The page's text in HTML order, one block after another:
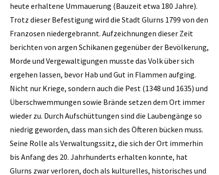
heute erhaltene Ummauerung (Bauzeit etwa 180 Jahre).
Trotz dieser Befestigung wird die Stadt Glurns 1799 von den
Franzosen niedergebrannt. Aufzeichnungen dieser Zeit
berichten von argen Schikanen gegenüber der Bevölkerung,
Morde und Vergewaltigungen musste das Volk über sich
ergehen lassen, bevor Hab und Gut in Flammen aufging.
Nicht nur Kriege, sondern auch die Pest (1348 und 1635) und
Überschwemmungen sowie Brände setzen dem Ort immer
wieder zu. Durch Aufschüttungen sind die Laubengänge so
niedrig geworden, dass man sich des Öfteren bücken muss.
Seine Rolle als Verwaltungssitz, die sich der Ort immerhin
bis Anfang des 20. Jahrhunderts erhalten konnte, hat
Glurns zwar verloren, doch als kulturelles, historisches und